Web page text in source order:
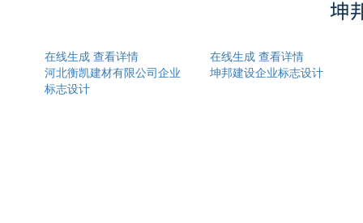
在线生成 查看详情
河北衡凯建材有限公司企业
标志设计
在线生成 查看详情
坤邦建设企业标志设计